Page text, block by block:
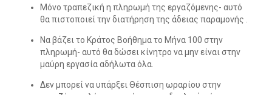
Μόνο τραπεζική η πληρωμή της εργαζόμενης- αυτό
θα πιστοποιεί την διατήρηση της άδειας παραμονής .
Να βάζει το Κράτος Βοήθημα το Μήνα 100 στην
πληρωμή- αυτό θα δώσει κίνητρο να μην είναι στην
μαύρη εργασία αδήλωτα όλα.
Δεν μπορεί να υπάρξει Θέσπιση ωραρίου στην